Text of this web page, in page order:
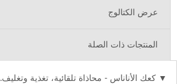
عرض الكتالوج
المنتجات ذات الصلة
▼ كعك الأناناس - محاذاة تلقائية، تغذية وتغليف.